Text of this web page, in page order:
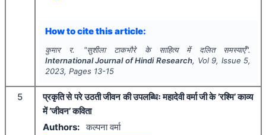
How to cite this article:
कुमार र. "सुशीला टाकभौरे के साहित्य में दलित समस्याएँ".
International Journal of Hindi Research, Vol 9, Issue 5,
2023, Pages 13-15
5
प्रकृति से परे उठती जीवन की उपलब्धिः महादेवी वर्मा जी के ’रश्मि’ काव्य
में ’जीवन’ कविता
Authors: कल्पना वर्मा